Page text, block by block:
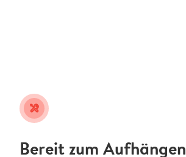
tools
Bereit zum Aufhängen